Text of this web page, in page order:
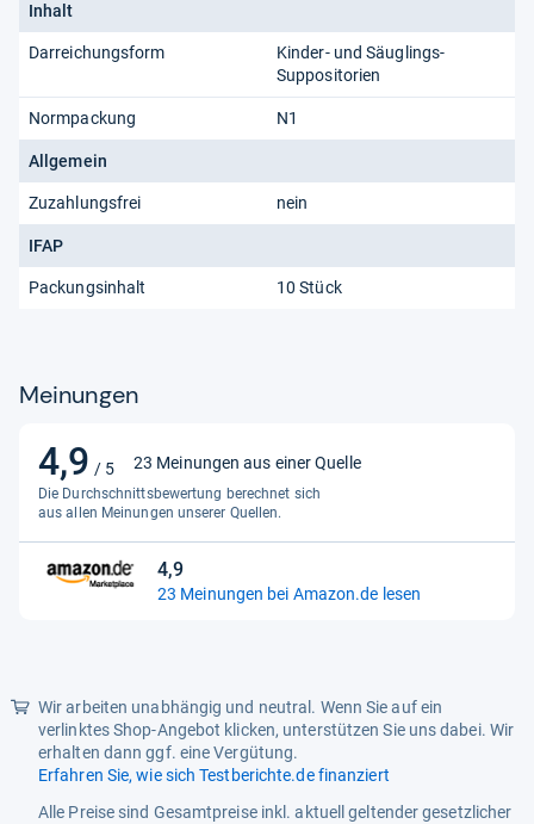
Inhalt
Darreichungsform
Kinder- und Säuglings-
Suppositorien
Normpackung N1
Allgemein
Zuzahlungsfrei nein
IFAP
Packungsinhalt 10 Stück
Meinungen
4,9 / 5
4,9
von
5
Sternen
23 Meinungen aus einer Quelle
Die Durchschnittsbewertung berechnet sich
aus allen Meinungen unserer Quellen.
4,9
4,9
von
23 Meinungen bei Amazon.de lesen
Wir arbeiten unabhängig und neutral. Wenn Sie auf ein
verlinktes Shop-Angebot klicken, unterstützen Sie uns dabei. Wir
erhalten dann ggf. eine Vergütung.
Erfahren Sie, wie sich Testberichte.de finanziert
Alle Preise sind Gesamtpreise inkl. aktuell geltender gesetzlicher